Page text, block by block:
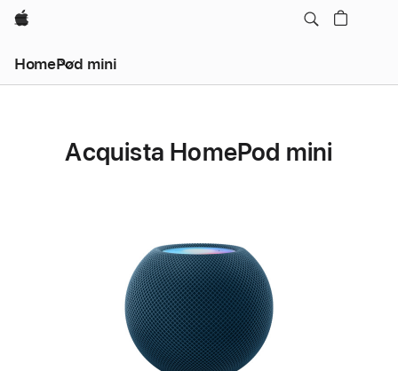
Apple
HomePod mini
Acquista HomePod mini